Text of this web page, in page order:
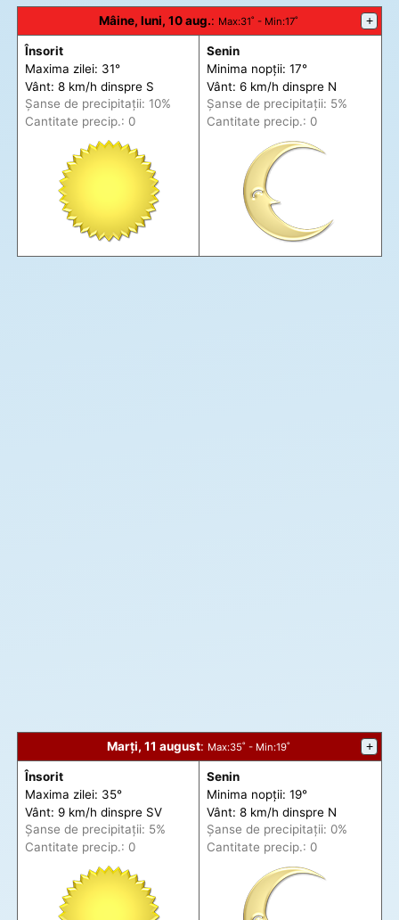
Mâine, luni, 10 aug.: Max:31˚ - Min:17˚ +
Însorit
Maxima zilei: 31°
Vânt: 8 km/h dinspre S
Șanse de precipitații: 10%
Cantitate precip.: 0
Senin
Minima nopții: 17°
Vânt: 6 km/h dinspre N
Șanse de precipitații: 5%
Cantitate precip.: 0
Marți, 11 august: Max:35˚ - Min:19˚ +
Însorit
Maxima zilei: 35°
Vânt: 9 km/h dinspre SV
Șanse de precipitații: 5%
Cantitate precip.: 0
Senin
Minima nopții: 19°
Vânt: 8 km/h dinspre N
Șanse de precipitații: 0%
Cantitate precip.: 0